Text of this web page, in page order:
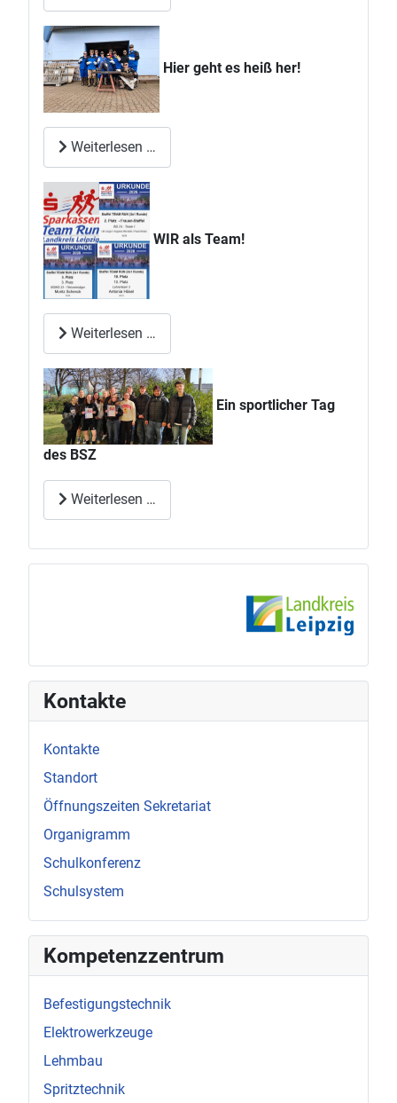
Hier geht es heiß her!
Weiterlesen …
WIR als Team!
Weiterlesen …
Ein sportlicher Tag
des BSZ
Weiterlesen …
Kontakte
Kontakte
Standort
Öffnungszeiten Sekretariat
Organigramm
Schulkonferenz
Schulsystem
Kompetenzzentrum
Befestigungstechnik
Elektrowerkzeuge
Lehmbau
Spritztechnik